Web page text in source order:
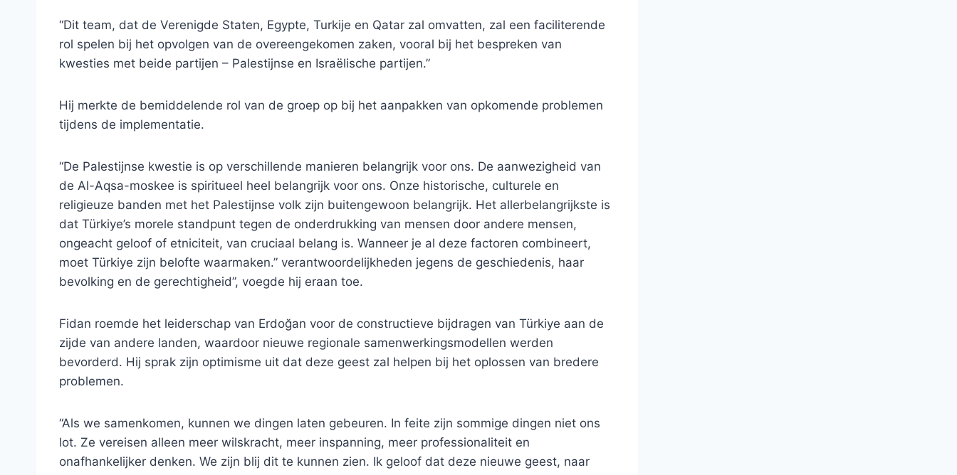
“Dit team, dat de Verenigde Staten, Egypte, Turkije en Qatar zal omvatten, zal een faciliterende
rol spelen bij het opvolgen van de overeengekomen zaken, vooral bij het bespreken van
kwesties met beide partijen – Palestijnse en Israëlische partijen.”
Hij merkte de bemiddelende rol van de groep op bij het aanpakken van opkomende problemen
tijdens de implementatie.
“De Palestijnse kwestie is op verschillende manieren belangrijk voor ons. De aanwezigheid van
de Al-Aqsa-moskee is spiritueel heel belangrijk voor ons. Onze historische, culturele en
religieuze banden met het Palestijnse volk zijn buitengewoon belangrijk. Het allerbelangrijkste is
dat Türkiye’s morele standpunt tegen de onderdrukking van mensen door andere mensen,
ongeacht geloof of etniciteit, van cruciaal belang is. Wanneer je al deze factoren combineert,
moet Türkiye zijn belofte waarmaken.” verantwoordelijkheden jegens de geschiedenis, haar
bevolking en de gerechtigheid”, voegde hij eraan toe.
Fidan roemde het leiderschap van Erdoğan voor de constructieve bijdragen van Türkiye aan de
zijde van andere landen, waardoor nieuwe regionale samenwerkingsmodellen werden
bevorderd. Hij sprak zijn optimisme uit dat deze geest zal helpen bij het oplossen van bredere
problemen.
“Als we samenkomen, kunnen we dingen laten gebeuren. In feite zijn sommige dingen niet ons
lot. Ze vereisen alleen meer wilskracht, meer inspanning, meer professionaliteit en
onafhankelijker denken. We zijn blij dit te kunnen zien. Ik geloof dat deze nieuwe geest, naar